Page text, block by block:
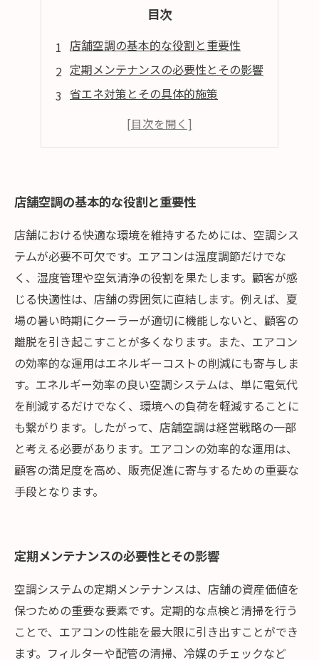
目次
店舗空調の基本的な役割と重要性
定期メンテナンスの必要性とその影響
省エネ対策とその具体的施策
顧客満足度向上と店舗運営への影響
店舗空調の基本的な役割と重要性
店舗における快適な環境を維持するためには、空調シス
テムが必要不可欠です。エアコンは温度調節だけでな
く、湿度管理や空気清浄の役割を果たします。顧客が感
じる快適性は、店舗の雰囲気に直結します。例えば、夏
場の暑い時期にクーラーが適切に機能しないと、顧客の
離脱を引き起こすことが多くなります。また、エアコン
の効率的な運用はエネルギーコストの削減にも寄与しま
す。エネルギー効率の良い空調システムは、単に電気代
を削減するだけでなく、環境への負荷を軽減することに
も繋がります。したがって、店舗空調は経営戦略の一部
と考える必要があります。エアコンの効率的な運用は、
顧客の満足度を高め、販売促進に寄与するための重要な
手段となります。
定期メンテナンスの必要性とその影響
空調システムの定期メンテナンスは、店舗の資産価値を
保つための重要な要素です。定期的な点検と清掃を行う
ことで、エアコンの性能を最大限に引き出すことができ
ます。フィルターや配管の清掃、冷媒のチェックなど